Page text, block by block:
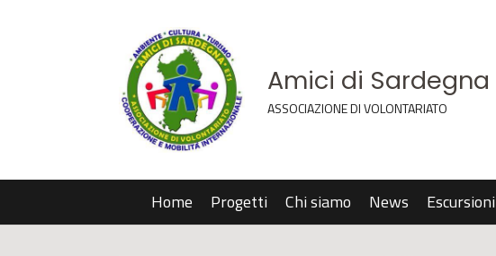
Amici di Sardegna
ASSOCIAZIONE DI VOLONTARIATO
Home Progetti Chi siamo News Escursioni